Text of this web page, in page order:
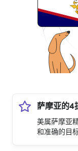
萨摩亚的4
美属萨摩亚
和准确的目